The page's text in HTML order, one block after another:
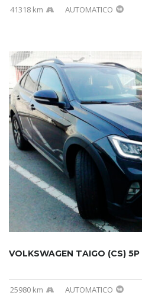
41318 km AUTOMATICO
VOLKSWAGEN TAIGO (CS)
25980 km AUTOMATICO